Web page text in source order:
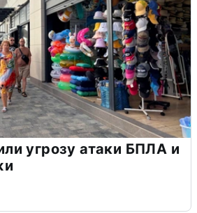
угрозу атаки БПЛА и